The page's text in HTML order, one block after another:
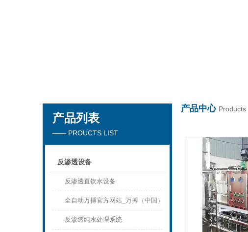
产品中心 Products
产品列表
—— PROUCTS LIST
反渗透设备
反渗透直饮水设备
全自动万搏官方网站_万搏（中国）
反渗透纯水处理系统